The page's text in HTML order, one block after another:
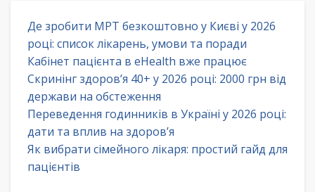
Де зробити МРТ безкоштовно у Києві у 2026
році: список лікарень, умови та поради
Кабінет пацієнта в eHealth вже працює
Скринінг здоров’я 40+ у 2026 році: 2000 грн від
держави на обстеження
Переведення годинників в Україні у 2026 році:
дати та вплив на здоров’я
Як вибрати сімейного лікаря: простий гайд для
пацієнтів